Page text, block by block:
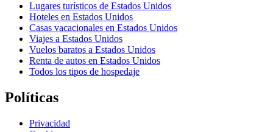
Lugares turísticos de Estados Unidos
Hoteles en Estados Unidos
Casas vacacionales en Estados Unidos
Viajes a Estados Unidos
Vuelos baratos a Estados Unidos
Renta de autos en Estados Unidos
Todos los tipos de hospedaje
Políticas
Privacidad